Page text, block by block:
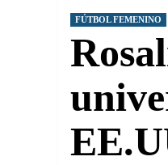
FÚTBOL FEMENINO